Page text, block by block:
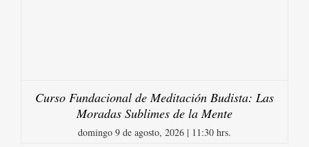
Curso Fundacional de Meditación Budista: Las
Moradas Sublimes de la Mente
domingo 9 de agosto, 2026 | 11:30 hrs.